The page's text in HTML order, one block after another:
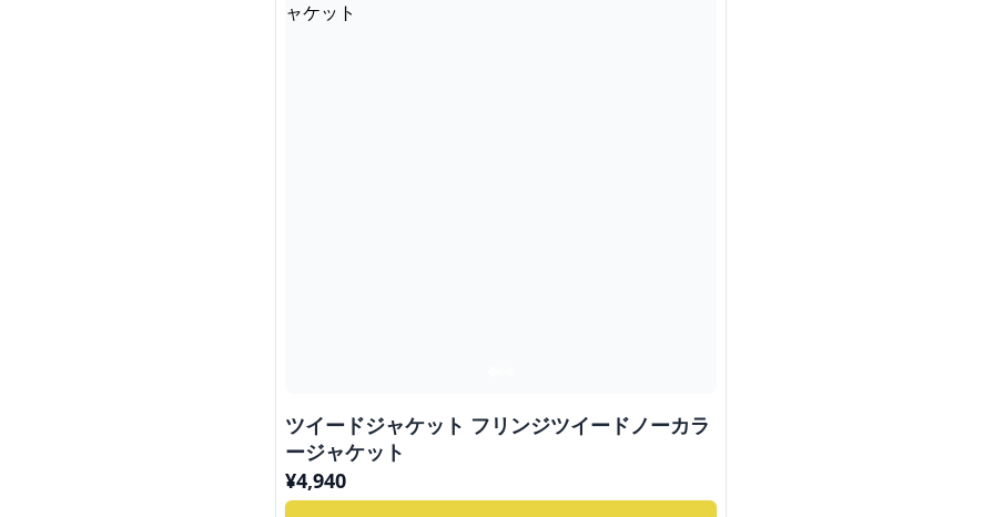
ツイードジャケット フリンジツイードノーカラ
ージャケット
¥4,940